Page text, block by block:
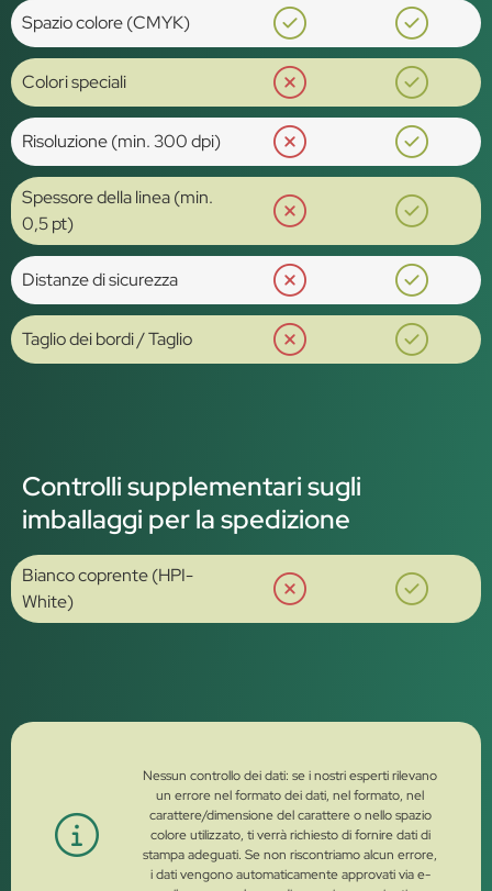
Spazio colore (CMYK)
Colori speciali
Risoluzione (min. 300 dpi)
Spessore della linea (min.
0,5 pt)
Distanze di sicurezza
Taglio dei bordi / Taglio
Controlli supplementari sugli
imballaggi per la spedizione
Bianco coprente (HPI-
White)
Nessun controllo dei dati: se i nostri esperti rilevano
un errore nel formato dei dati, nel formato, nel
carattere/dimensione del carattere o nello spazio
colore utilizzato, ti verrà richiesto di fornire dati di
stampa adeguati. Se non riscontriamo alcun errore,
i dati vengono automaticamente approvati via e-